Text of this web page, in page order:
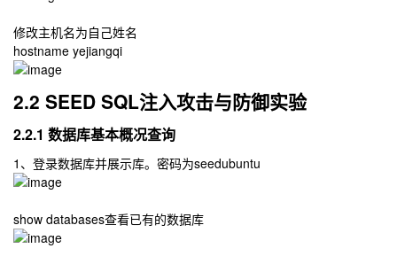
修改主机名为自己姓名
hostname yejiangqi
2.2 SEED SQL注入攻击与防御实验
2.2.1 数据库基本概况查询
1、登录数据库并展示库。密码为seedubuntu
show databases查看已有的数据库